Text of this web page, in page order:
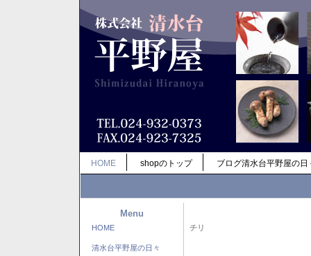
HOME shopのトップ ブログ清水台平野屋の日
Menu
HOME
清水台平野屋の日々
チリ